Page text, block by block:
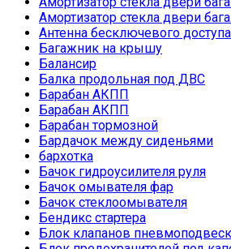
Амортизатор стекла двери
Антенна бесключевого доступа
Багажник на крышу
Балансир
Балка продольная под ДВС
Барабан АКПП
Барабан АКПП
Барабан тормозной
Бардачок между сиденьями
бархотка
Бачок гидроусилителя руля
Бачок омывателя фар
Бачок стеклоомывателя
Бендикс стартера
Блок клапанов